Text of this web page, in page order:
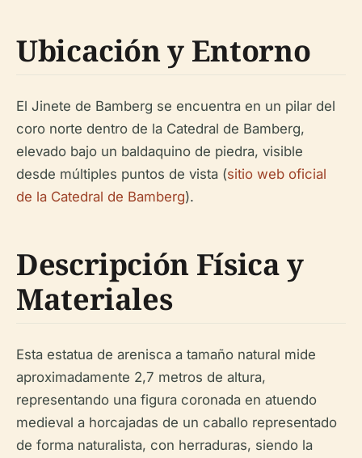
Ubicación y Entorno
El Jinete de Bamberg se encuentra en un pilar del
coro norte dentro de la Catedral de Bamberg,
elevado bajo un baldaquino de piedra, visible
desde múltiples puntos de vista (sitio web oficial
de la Catedral de Bamberg).
Descripción Física y
Materiales
Esta estatua de arenisca a tamaño natural mide
aproximadamente 2,7 metros de altura,
representando una figura coronada en atuendo
medieval a horcajadas de un caballo representado
de forma naturalista, con herraduras, siendo la